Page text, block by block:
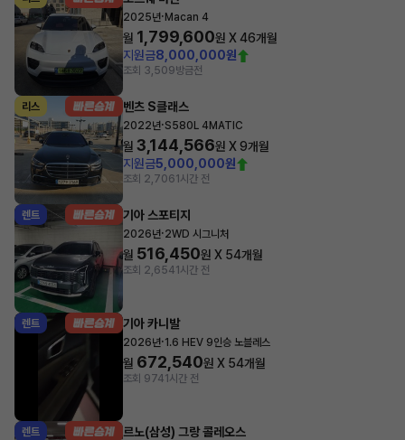
2025년· Macan 4
월 1,799,600원 X46개월
지원금8,000,000원
조회 3,509방금전
리스 벤츠 S클래스
2022년·S580L 4MATIC
월 3,144,566원 X9개월
지원금5,000,000원
조회 2,7061시간 전
렌트 기아 스포티지
2026년·2WD 시그니처
월 516,450원 X 54개월
조회 2,6541시간 전
렌트 기아 카니발
2026년·1.6 HEV 9인승 노블레스
월 672,540원 X 54개월
조회 9741시간 전
렌트 르노(삼성) 그랑 콜레오스